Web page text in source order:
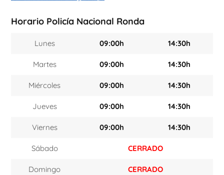
Horario Policía Nacional Ronda
Lunes 09:00h 14:30h
Martes 09:00h 14:30h
Miércoles 09:00h 14:30h
Jueves 09:00h 14:30h
Viernes 09:00h 14:30h
Sábado CERRADO
Domingo CERRADO